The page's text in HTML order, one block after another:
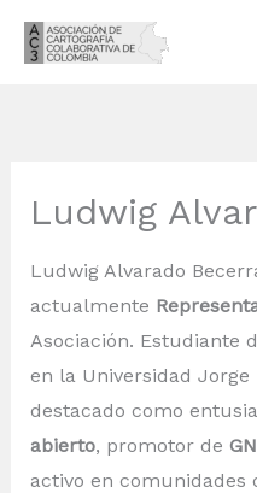
Ludwig
Ludwig Alvarado
actualmente
Asociación. Estudiante
en la Universidad Jorge
destacado como
abierto, promotor de
activo en comunidades